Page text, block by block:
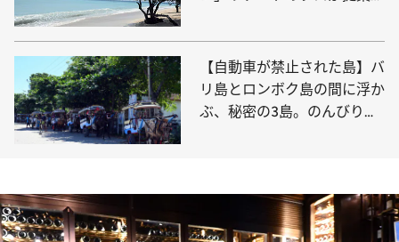
【自動車が禁止された島】バ
リ島とロンボク島の間に浮か
ぶ、秘密の3島。のんびりと